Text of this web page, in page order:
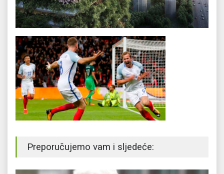
Preporučujemo vam i sljedeće: